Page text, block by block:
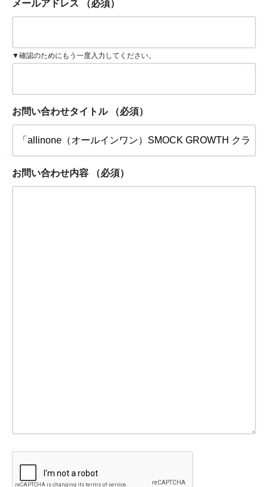
メールアドレス （必須）
▼確認のためにもう一度入力してください。
お問い合わせタイトル （必須）
お問い合わせ内容 （必須）